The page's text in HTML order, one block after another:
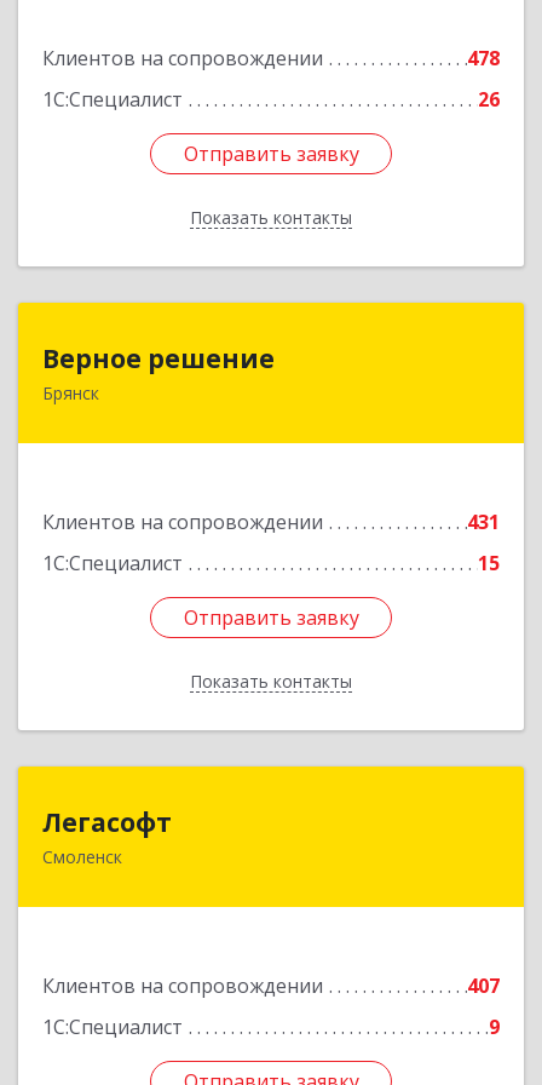
Клиентов на сопровождении
478
1С:Специалист
26
Отправить заявку
Показать контакты
Отправить заявку
Назад
Верное решение
Брянск
Клиентов на сопровождении
431
1С:Специалист
15
Отправить заявку
Показать контакты
241035, Брянская обл, Брянск г, Ульянова ул,
Отправить заявку
Назад
Легасофт
Смоленск
Клиентов на сопровождении
407
1С:Специалист
9
214018, Смоленская обл, Смоленск г, Ново-